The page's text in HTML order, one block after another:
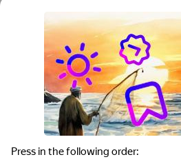
Подтверждение компании
Если вы директор, руководитель
представитель компании “”, вы можете привязать
своему аккаунту, чтобы получать
редактировать контакты.
Вы желаете привязать эту